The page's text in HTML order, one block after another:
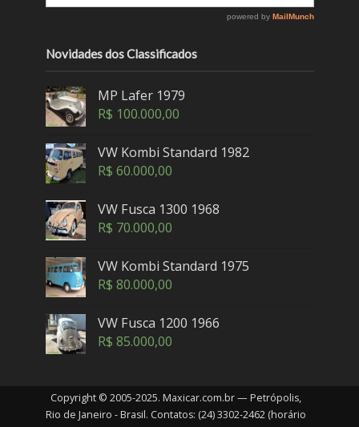
Novidades dos Classificados
MP Lafer 1979
R$ 100.000,00
VW Kombi Standard 1982
R$ 60.000,00
VW Fusca 1300 1968
R$ 70.000,00
VW Kombi Standard 1975
R$ 80.000,00
VW Fusca 1200 1966
R$ 85.000,00
Copyright © 2005-2025. Maxicar.com.br — Petrópolis,
Rio de Janeiro - Brasil. Contatos: (24) 3302-2462 (horário